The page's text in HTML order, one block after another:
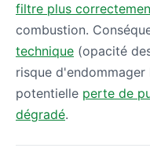
filtre plus
combustion.
technique (opacité
risque
potentielle perte de
dégradé.